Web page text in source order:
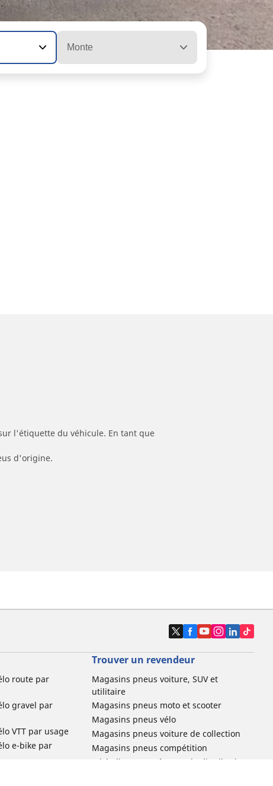
Monte
l'étiquette du véhicule. En tant que
d'origine.
route par
gravel par
VTT par usage
e-bike par
Trouver un revendeur
Magasins pneus voiture, SUV et
utilitaire
Magasins pneus moto et scooter
Magasins pneus vélo
Magasins pneus voiture de collection
Magasins pneus compétition
Michelin et ses réseaux de distribution